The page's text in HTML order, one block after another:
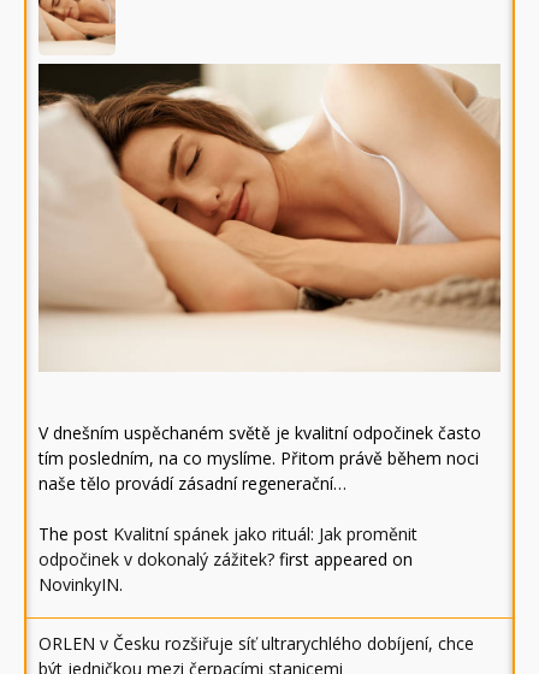
V dnešním uspěchaném světě je kvalitní odpočinek často
tím posledním, na co myslíme. Přitom právě během noci
naše tělo provádí zásadní regenerační…
The post Kvalitní spánek jako rituál: Jak proměnit
odpočinek v dokonalý zážitek? first appeared on
NovinkyIN.
ORLEN v Česku rozšiřuje síť ultrarychlého dobíjení, chce
být jedničkou mezi čerpacími stanicemi